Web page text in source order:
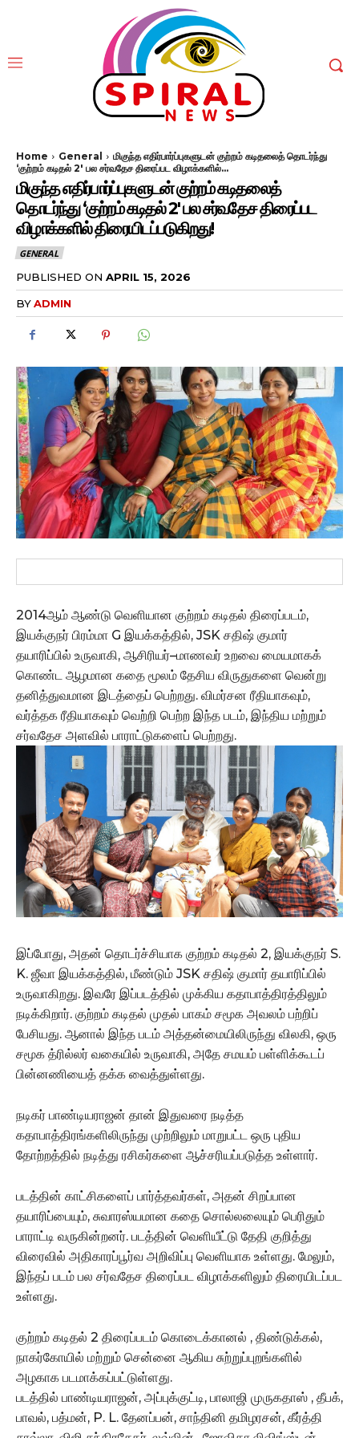
Home General
மிகுந்த எதிர்பார்ப்புகளுடன் குற்றம் கடிதலைத் தொடர்ந்து
‘குற்றம் கடிதல் 2' பல சர்வதேச திரைப்பட விழாக்களில்...
மிகுந்த எதிர்பார்ப்புகளுடன் குற்றம் கடிதலைத்
தொடர்ந்து ‘குற்றம் கடிதல் 2′ பல சர்வதேச திரைப்பட
விழாக்களில் திரையிடப்படுகிறது!
GENERAL
PUBLISHED ON APRIL 15, 2026
BYADMIN
2014ஆம் ஆண்டு வெளியான குற்றம் கடிதல் திரைப்படம்,
இயக்குநர் பிரம்மா G இயக்கத்தில், JSK சதிஷ் குமார்
தயாரிப்பில் உருவாகி, ஆசிரியர்–மாணவர் உறவை மையமாகக்
கொண்ட ஆழமான கதை மூலம் தேசிய விருதுகளை வென்று
தனித்துவமான இடத்தைப் பெற்றது. விமர்சன ரீதியாகவும்,
வர்த்தக ரீதியாகவும் வெற்றி பெற்ற இந்த படம், இந்திய மற்றும்
சர்வதேச அளவில் பாராட்டுகளைப் பெற்றது.
இப்போது, அதன் தொடர்ச்சியாக குற்றம் கடிதல் 2, இயக்குநர் S.
K. ஜீவா இயக்கத்தில், மீண்டும் JSK சதிஷ் குமார் தயாரிப்பில்
உருவாகிறது. இவரே இப்படத்தில் முக்கிய கதாபாத்திரத்திலும்
நடிக்கிறார். குற்றம் கடிதல் முதல் பாகம் சமூக அவலம் பற்றிப்
பேசியது. ஆனால் இந்த படம் அத்தன்மையிலிருந்து விலகி, ஒரு
சமூக த்ரில்லர் வகையில் உருவாகி, அதே சமயம் பள்ளிக்கூடப்
பின்னணியைத் தக்க வைத்துள்ளது.
நடிகர் பாண்டியராஜன் தான் இதுவரை நடித்த
கதாபாத்திரங்களிலிருந்து முற்றிலும் மாறுபட்ட ஒரு புதிய
தோற்றத்தில் நடித்து ரசிகர்களை ஆச்சரியப்படுத்த உள்ளார்.
படத்தின் காட்சிகளைப் பார்த்தவர்கள், அதன் சிறப்பான
தயாரிப்பையும், சுவாரஸ்யமான கதை சொல்லலையும் பெரிதும்
பாராட்டி வருகின்றனர். படத்தின் வெளியீட்டு தேதி குறித்து
விரைவில் அதிகாரப்பூர்வ அறிவிப்பு வெளியாக உள்ளது. மேலும்,
இந்தப் படம் பல சர்வதேச திரைப்பட விழாக்களிலும் திரையிடப்பட
உள்ளது.
குற்றம் கடிதல் 2 திரைப்படம் கொடைக்கானல் , திண்டுக்கல்,
நாகர்கோயில் மற்றும் சென்னை ஆகிய சுற்றுப்புறங்களில்
அழகாக படமாக்கப்பட்டுள்ளது.
படத்தில் பாண்டியராஜன், அப்புக்குட்டி, பாலாஜி முருகதாஸ் , தீபக்,
பாவல், பத்மன், P. L. தேனப்பன், சாந்தினி தமிழரசன், கீர்த்தி